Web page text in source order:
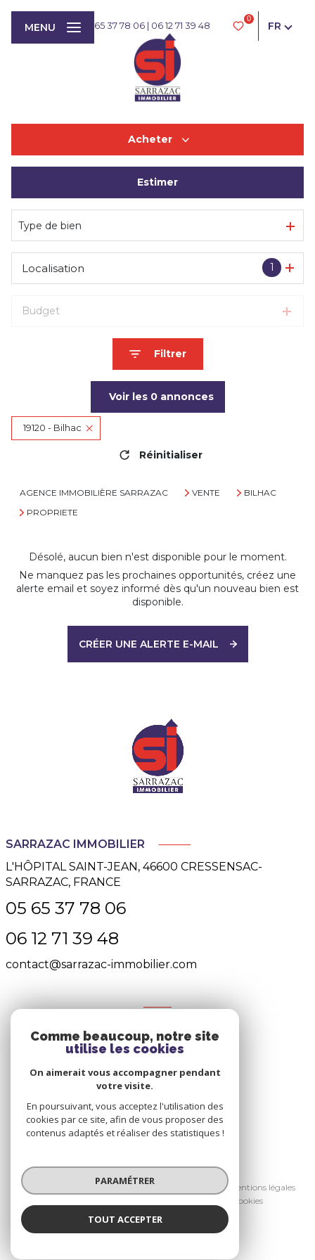
05 65 37 78 06 06 12 71 39 48
0
FR
MENU
Acheter
Estimer
Type de bien
1
Localisation
Budget
Filtrer
Voir les 0annonces
19120 - Bilhac
Réinitialiser
AGENCE IMMOBILIÈRE SARRAZAC VENTE
BILHAC
PROPRIETE
Désolé, aucun bien n'est disponible pour le moment.
Ne manquez pas les prochaines opportunités, créez une
alerte email et soyez informé dès qu'un nouveau bien est
disponible.
CRÉER UNE ALERTE E-MAIL
SARRAZAC IMMOBILIER
L'HÔPITAL SAINT-JEAN, 46600 CRESSENSAC-
SARRAZAC, FRANCE
05 65 37 78 06
06 12 71 39 48
contact@sarrazac-immobilier.com
Nous suivre
© 2026 | Tous droits réservés
Nos honoraires
Nos partenaires
Mentions légales
Cookies
Réalisé par :
Comme beaucoup, notre site
utilise les cookies
On aimerait vous accompagner pendant
votre visite.
En poursuivant, vous acceptez l'utilisation des
cookies par ce site, afin de vous proposer des
contenus adaptés et réaliser des statistiques !
PARAMÉTRER
TOUT ACCEPTER